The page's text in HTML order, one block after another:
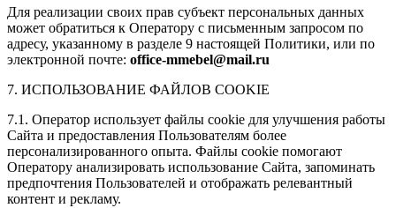
Для реализации своих прав субъект персональных данных
может обратиться к Оператору с письменным запросом по
адресу, указанному в разделе 9 настоящей Политики, или по
электронной почте: office-mmebel@mail.ru
7. ИСПОЛЬЗОВАНИЕ ФАЙЛОВ COOKIE
7.1. Оператор использует файлы cookie для улучшения работы
Сайта и предоставления Пользователям более
персонализированного опыта. Файлы cookie помогают
Оператору анализировать использование Сайта, запоминать
предпочтения Пользователей и отображать релевантный
контент и рекламу.